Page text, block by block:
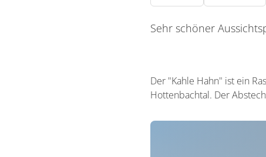
Sehr schöner
Der "Kahle Hahn" ist ein
Hottenbachtal. Der